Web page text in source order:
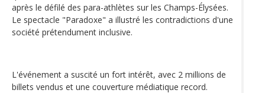
après le défilé des para-athlètes sur les Champs-Élysées.
Le spectacle "Paradoxe" a illustré les contradictions d'une
société prétendument inclusive.
L'événement a suscité un fort intérêt, avec 2 millions de
billets vendus et une couverture médiatique record.